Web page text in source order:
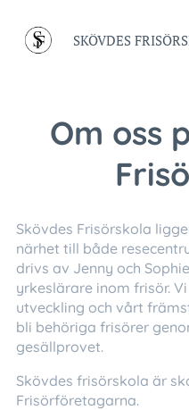
SKÖVDES
Om oss
Skövdes Frisörskola
närhet till både
drivs av Jenny och
yrkeslärare inom frisör.
utveckling och vårt
bli behöriga frisörer
gesällprovet.
Skövdes frisörskola är
Frisörföretagarna.